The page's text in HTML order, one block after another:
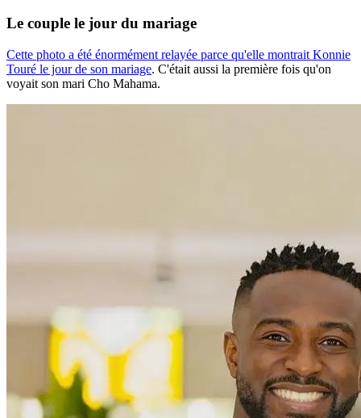
Le couple le jour du mariage
Cette photo a été énormément relayée parce qu'elle montrait Konnie
Touré le jour de son mariage. C'était aussi la première fois qu'on
voyait son mari Cho Mahama.